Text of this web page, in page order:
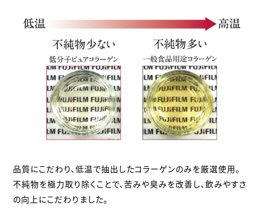
品質にこだわり、低温で抽出したコラーゲンのみを厳選使用。
不純物を極力取り除くことで、苦みや臭みを改善し、飲みやすさ
の向上にこだわりました。